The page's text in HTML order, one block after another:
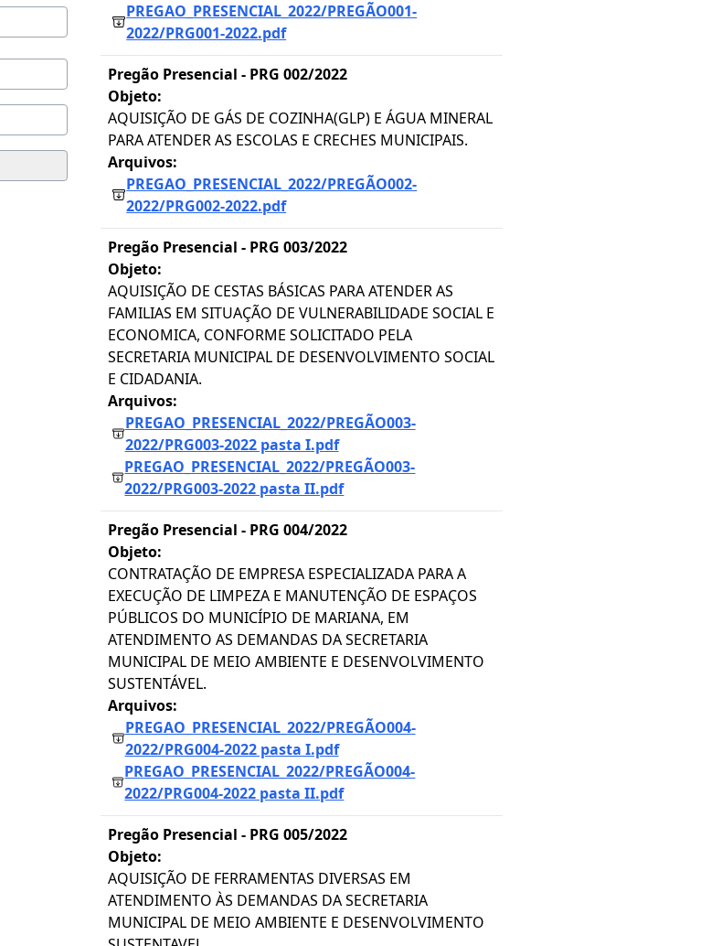
PREGAO_PRESENCIAL_2022/PREGÃO001-
2022/PRG001-2022.pdf
Pregão Presencial - PRG 002/2022
Objeto:
AQUISIÇÃO DE GÁS DE COZINHA(GLP) E ÁGUA MINERAL
PARA ATENDER AS ESCOLAS E CRECHES MUNICIPAIS.
Arquivos:
PREGAO_PRESENCIAL_2022/PREGÃO002-
2022/PRG002-2022.pdf
Pregão Presencial - PRG 003/2022
Objeto:
AQUISIÇÃO DE CESTAS BÁSICAS PARA ATENDER AS
FAMILIAS EM SITUAÇÃO DE VULNERABILIDADE SOCIAL E
ECONOMICA, CONFORME SOLICITADO PELA
SECRETARIA MUNICIPAL DE DESENVOLVIMENTO SOCIAL
E CIDADANIA.
Arquivos:
PREGAO_PRESENCIAL_2022/PREGÃO003-
2022/PRG003-2022 pasta I.pdf
PREGAO_PRESENCIAL_2022/PREGÃO003-
2022/PRG003-2022 pasta II.pdf
Pregão Presencial - PRG 004/2022
Objeto:
CONTRATAÇÃO DE EMPRESA ESPECIALIZADA PARA A
EXECUÇÃO DE LIMPEZA E MANUTENÇÃO DE ESPAÇOS
PÚBLICOS DO MUNICÍPIO DE MARIANA, EM
ATENDIMENTO AS DEMANDAS DA SECRETARIA
MUNICIPAL DE MEIO AMBIENTE E DESENVOLVIMENTO
SUSTENTÁVEL.
Arquivos:
PREGAO_PRESENCIAL_2022/PREGÃO004-
2022/PRG004-2022 pasta I.pdf
PREGAO_PRESENCIAL_2022/PREGÃO004-
2022/PRG004-2022 pasta II.pdf
Pregão Presencial - PRG 005/2022
Objeto:
AQUISIÇÃO DE FERRAMENTAS DIVERSAS EM
ATENDIMENTO ÀS DEMANDAS DA SECRETARIA
MUNICIPAL DE MEIO AMBIENTE E DESENVOLVIMENTO